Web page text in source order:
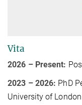
Vita
2026 – Present:
2023 – 2026: PhD
University of London